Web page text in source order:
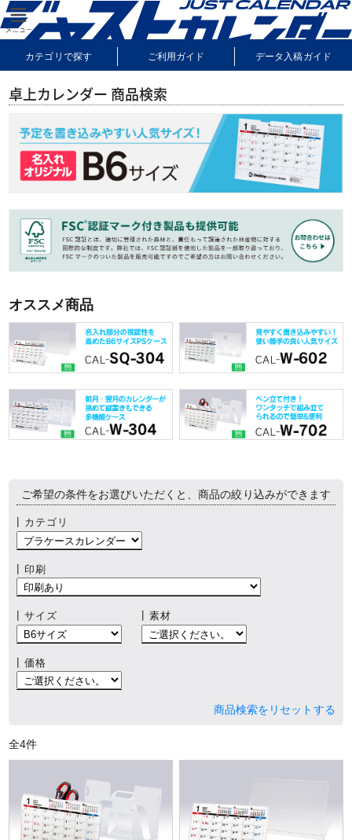
カテゴリで探す ご利用ガイド データ入稿ガイド
卓上カレンダー 商品検索
オススメ商品
ご希望の条件をお選びいただくと、商品の絞り込みができます
┃カテゴリ
┃印刷
┃サイズ ┃素材
┃価格
商品検索をリセットする
全4件